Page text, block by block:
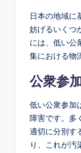
日本の地域に
妨げるいくつ
には、低い公
集における物
公衆参
低い公衆参加
障害です。多
適切に分別す
り、これが汚